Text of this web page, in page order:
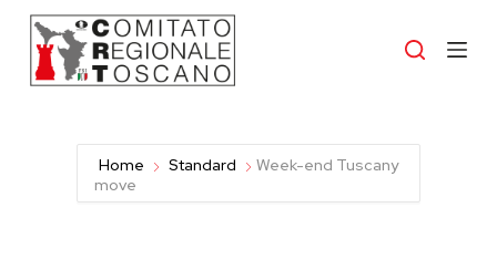
S
Home Standard
Week-end Tuscany
move